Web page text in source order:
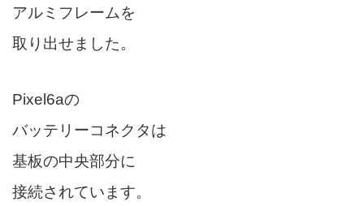
アルミフレームを
取り出せました。
Pixel6aの
バッテリーコネクタは
基板の中央部分に
接続されています。